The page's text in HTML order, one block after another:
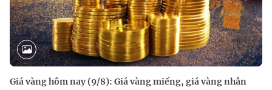
Giá vàng hôm nay (9/8): Giá vàng miếng, giá vàng nhẫn